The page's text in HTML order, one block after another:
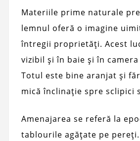
Materiile prime naturale
lemnul oferă o imagine
întregii proprietăți. Acest
vizibil și în baie și în camera
Totul este bine aranjat și
mică înclinație spre sclipici
Amenajarea se referă la
tablourile agățate pe pereți.